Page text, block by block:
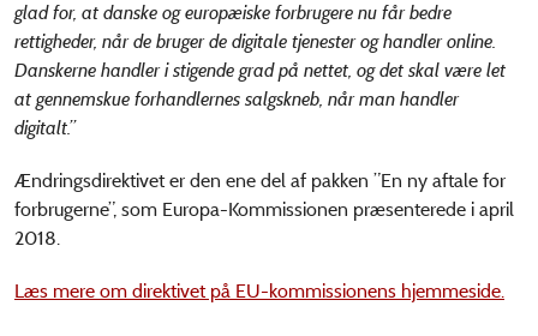
glad for, at danske og europæiske forbrugere nu får bedre
rettigheder, når de bruger de digitale tjenester og handler online.
Danskerne handler i stigende grad på nettet, og det skal være let
at gennemskue forhandlernes salgskneb, når man handler
digitalt.”
Ændringsdirektivet er den ene del af pakken ”En ny aftale for
forbrugerne”, som Europa-Kommissionen præsenterede i april
2018.
Læs mere om direktivet på EU-kommissionens hjemmeside.